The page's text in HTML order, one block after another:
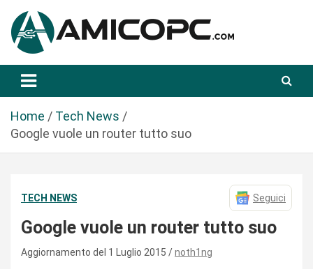
a
Amicopc.com
Home
Tech News
Google vuole un router tutto suo
TECH NEWS Seguici
Google vuole un router tutto suo
Aggiornamento del 1 Luglio 2015 noth1ng